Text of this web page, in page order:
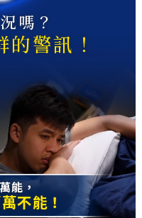
能，
不能！
嗎？
警訊！